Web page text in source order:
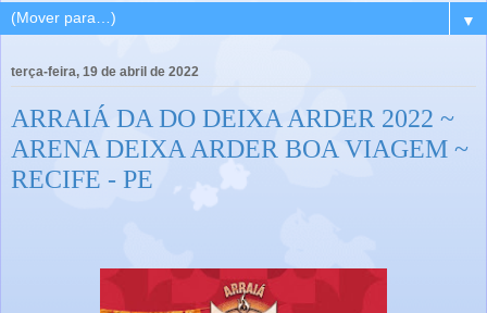
▼
terça-feira, 19 de abril de 2022
ARRAIÁ DA DO DEIXA ARDER 2022 ~
ARENA DEIXA ARDER BOA VIAGEM ~
RECIFE - PE